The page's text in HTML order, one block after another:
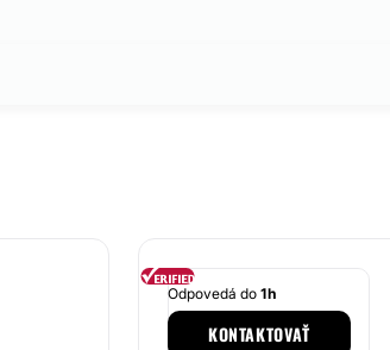
Odpovedá do 1h
KONTAKTOVAŤ